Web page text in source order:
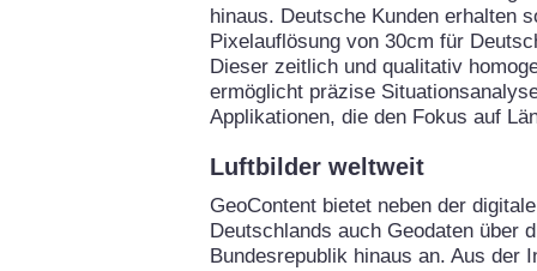
hinaus. Deutsche Kunden erhalten
Pixelauflösung von 30cm für
Dieser zeitlich und qualitativ
ermöglicht präzise
Applikationen, die den Fokus auf
Luftbilder weltweit
GeoContent bietet neben der
Deutschlands auch Geodaten über
Bundesrepublik hinaus an. Aus der